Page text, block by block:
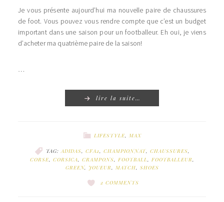
Je vous présente aujourd’hui ma nouvelle paire de chaussures
de foot. Vous pouvez vous rendre compte que c’est un budget
important dans une saison pour un footballeur. Eh oui, je viens
d’acheter ma quatrième paire de la saison!
…
lire la suite…
LIFESTYLE, MAX
TAG:ADIDAS, CFA2, CHAMPIONNAT, CHAUSSURES,
CORSE, CORSICA, CRAMPONS, FOOTBALL, FOOTBALLEUR,
GREEN, JOUEUR, MATCH, SHOES
2 COMMENTS